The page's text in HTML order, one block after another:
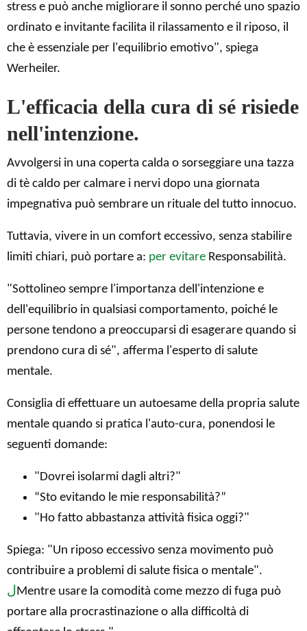
stress e può anche migliorare il sonno perché uno spazio
ordinato e invitante facilita il rilassamento e il riposo, il
che è essenziale per l'equilibrio emotivo", spiega
Werheiler.
L'efficacia della cura di sé risiede
nell'intenzione.
Avvolgersi in una coperta calda o sorseggiare una tazza
di tè caldo per calmare i nervi dopo una giornata
impegnativa può sembrare un rituale del tutto innocuo.
Tuttavia, vivere in un comfort eccessivo, senza stabilire
limiti chiari, può portare a: per evitare Responsabilità.
"Sottolineo sempre l'importanza dell'intenzione e
dell'equilibrio in qualsiasi comportamento, poiché le
persone tendono a preoccuparsi di esagerare quando si
prendono cura di sé", afferma l'esperto di salute
mentale.
Consiglia di effettuare un autoesame della propria salute
mentale quando si pratica l'auto-cura, ponendosi le
seguenti domande:
"Dovrei isolarmi dagli altri?"
“Sto evitando le mie responsabilità?”
"Ho fatto abbastanza attività fisica oggi?"
Spiega: "Un riposo eccessivo senza movimento può
contribuire a problemi di salute fisica o mentale".
لMentre usare la comodità come mezzo di fuga può
portare alla procrastinazione o alla difficoltà di